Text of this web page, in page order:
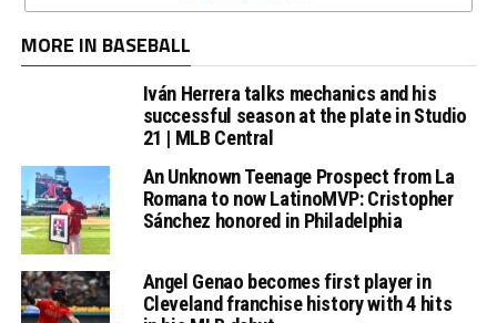
MORE IN BASEBALL
Iván Herrera talks mechanics and his
successful season at the plate in Studio
21 | MLB Central
An Unknown Teenage Prospect from La
Romana to now LatinoMVP: Cristopher
Sánchez honored in Philadelphia
Angel Genao becomes first player in
Cleveland franchise history with 4 hits